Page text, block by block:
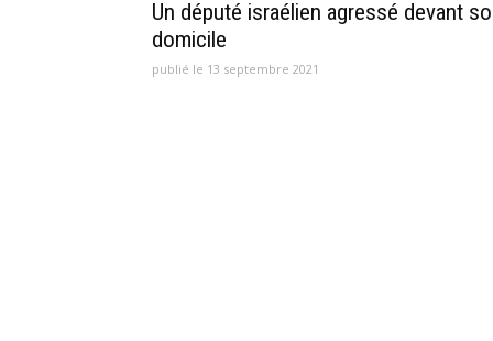
Un député israélien agressé devant
domicile
publié le 13 septembre 2021